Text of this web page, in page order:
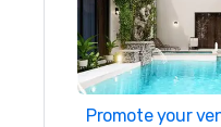
Promote your